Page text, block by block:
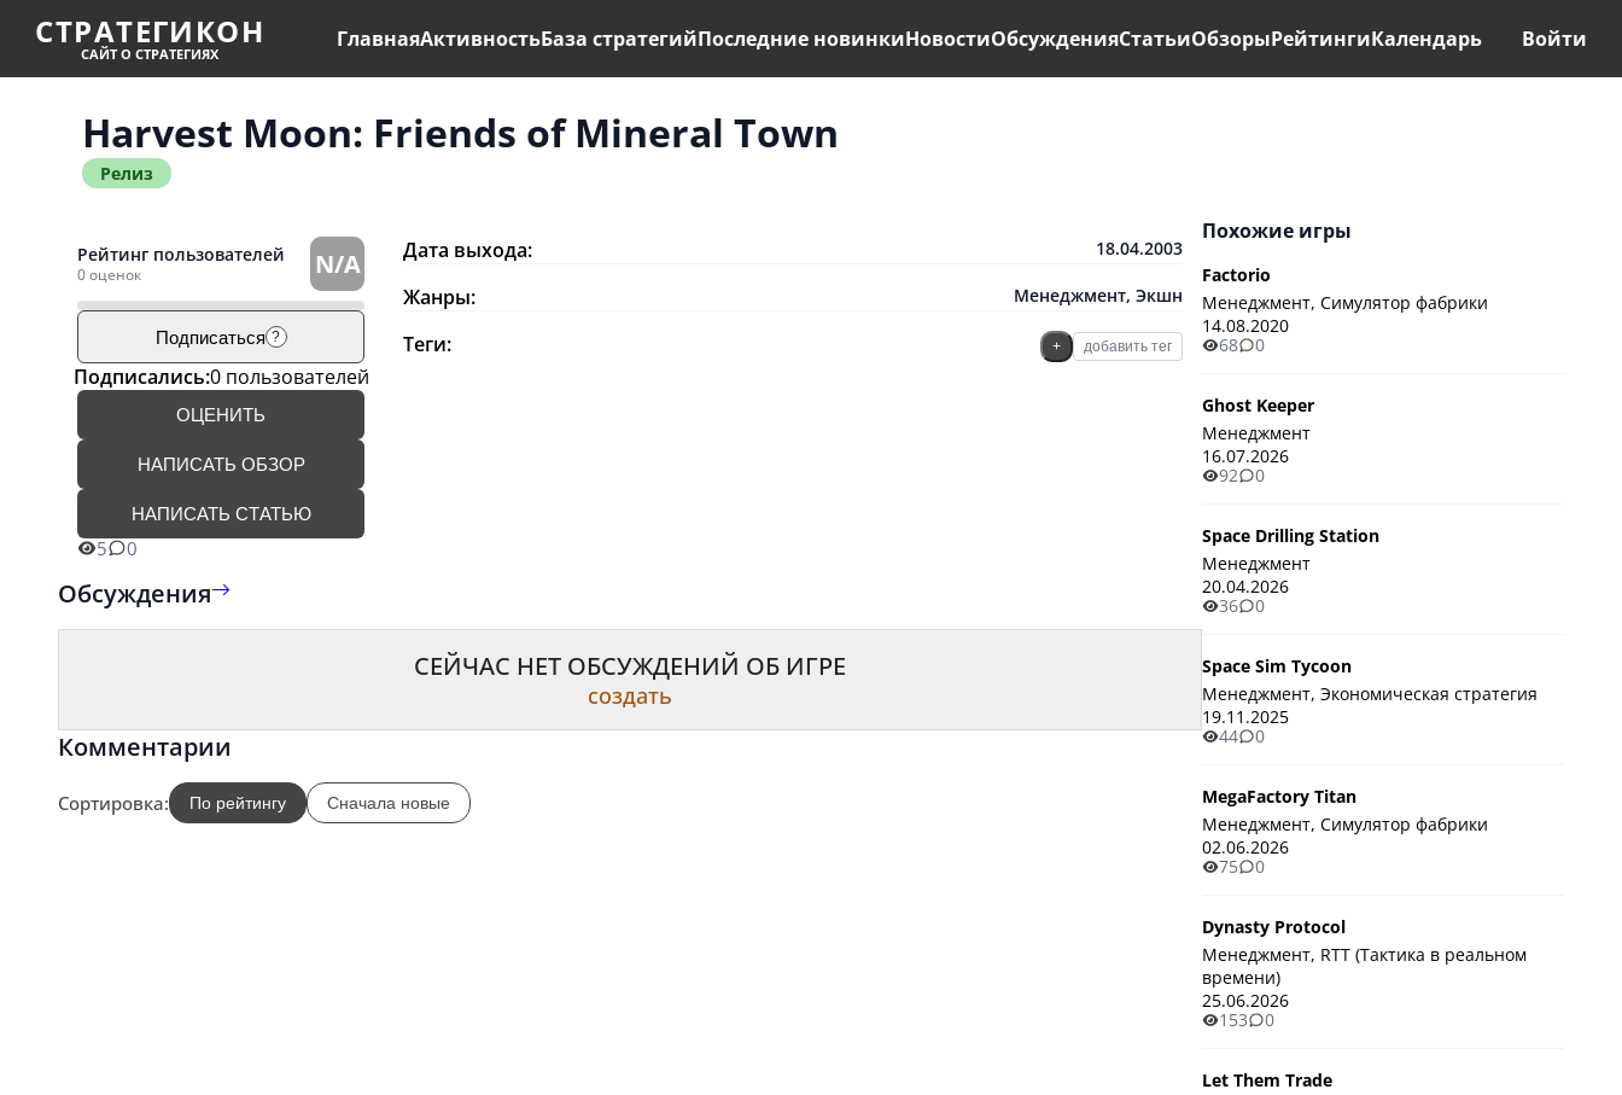
СТРАТЕГИКОН
САЙТ О СТРАТЕГИЯХ
ГлавнаяАктивностьБаза стратегийПоследние новинкиНовостиОбсужденияСтатьиОбзорыРейтингиКалендарь Войти
Harvest Moon: Friends of Mineral Town
Релиз
Рейтинг пользователей
0 оценок N/A
Подписаться ?
Подписались:0 пользователей
ОЦЕНИТЬ
НАПИСАТЬ ОБЗОР
НАПИСАТЬ СТАТЬЮ
5 0
Дата выхода: 18.04.2003
Жанры: Менеджмент, Экшн
Теги: + добавить тег
Обсуждения
СЕЙЧАС НЕТ ОБСУЖДЕНИЙ ОБ ИГРЕ
создать
Комментарии
Сортировка: По рейтингу Сначала новые
Похожие игры
Factorio
Менеджмент, Симулятор фабрики
14.08.2020
68
0
Ghost Keeper
Менеджмент
16.07.2026
92
0
Space Drilling Station
Менеджмент
20.04.2026
36
0
Space Sim Tycoon
Менеджмент, Экономическая стратегия
19.11.2025
44
0
MegaFactory Titan
Менеджмент, Симулятор фабрики
02.06.2026
75
0
Dynasty Protocol
Менеджмент, RTT (Тактика в реальном
времени)
25.06.2026
153
0
Let Them Trade